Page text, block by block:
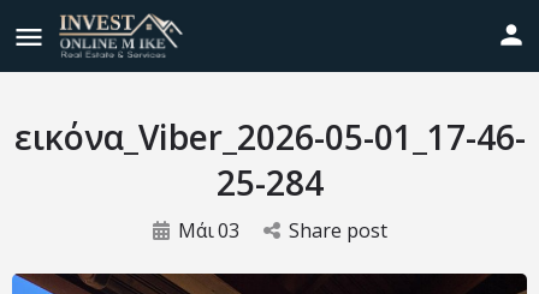
εικόνα_Viber_2026-05-01_17-46-
25-284
Μάι03 Share post